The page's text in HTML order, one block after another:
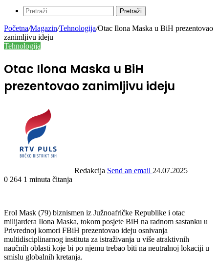
Pretraži
Početna/Magazin/Tehnologija/Otac Ilona Maska u BiH prezentovao
zanimljivu ideju
Tehnologija
Otac Ilona Maska u BiH
prezentovao zanimljivu ideju
Redakcija Send an email 24.07.2025
0 264 1 minuta čitanja
Erol Mask (79) biznismen iz Južnoafričke Republike i otac
milijardera Ilona Maska, tokom posjete BiH na radnom sastanku u
Privrednoj komori FBiH prezentovao ideju osnivanja
multidisciplinarnog instituta za istraživanja u više atraktivnih
naučnih oblasti koje bi po njemu trebao biti na neutralnoj lokaciji u
smislu globalnih kretanja.